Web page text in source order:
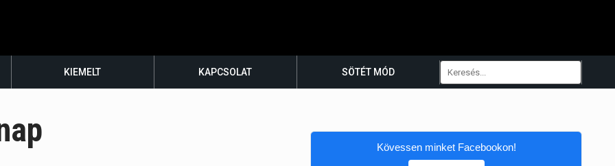
KIEMELT KAPCSOLAT SÖTÉT MÓD
Kövessen minket Facebookon!